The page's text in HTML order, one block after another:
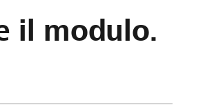
il modulo.